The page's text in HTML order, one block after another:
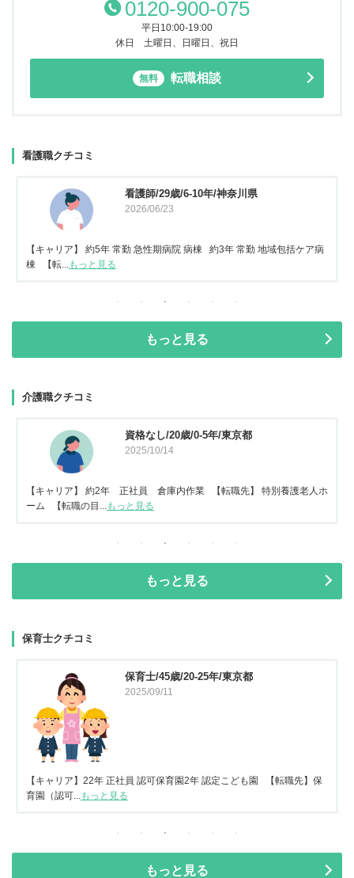
0120-900-075
平日10:00-19:00
休日 土曜日、日曜日、祝日
無料 転職相談
看護職クチコミ
看護師/29歳/6-10年/神奈川県
2026/06/23
【キャリア】 約5年 常勤 急性期病院 病棟 約3年 常勤 地域包括ケア病
棟 【転...もっと見る
もっと見る
介護職クチコミ
資格なし/20歳/0-5年/東京都
2025/10/14
【キャリア】 約2年 正社員 倉庫内作業 【転職先】 特別養護老人ホ
ーム 【転職の目...
もっと見る
もっと見る
保育士クチコミ
保育士/45歳/20-25年/東京都
2025/09/11
【キャリア】22年 正社員 認可保育園2年 認定こども園 【転職先】保
育園（認可...もっと見る
もっと見る